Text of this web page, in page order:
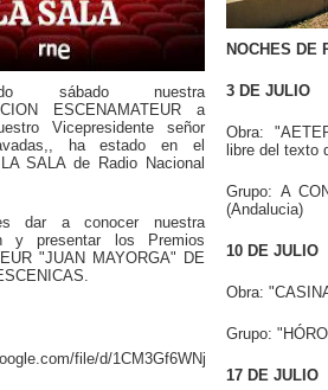
sábado nuestra
ESCENAMATEUR a
Vicepresidente señor
ha estado en el
SALA de Radio Nacional
dar a conocer nuestra
y presentar los Premios
"JUAN MAYORGA" DE
file/d/1CM3Gf6WNj
NOCHES DE
3 DE JULIO
Obra:
libre del texto
Grupo: A
(Andalucia)
10 DE JULIO
Obra:
Grupo:
17 DE JULIO